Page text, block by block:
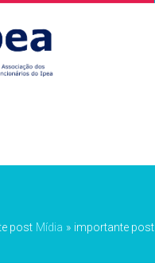
post Mídia » importante post